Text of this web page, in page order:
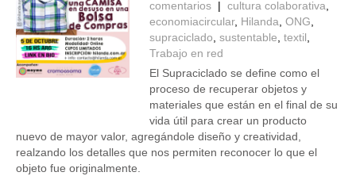
comentarios | cultura colaborativa
economiacircular, Hilanda ONG
supraciclado sustentable textil
Trabajo en red
El Supraciclado se define como el
proceso de recuperar objetos y
materiales que están en el final de su
vida útil para crear un producto
nuevo de mayor valor, agregándole diseño y creatividad,
realzando los detalles que nos permiten reconocer lo que el
objeto fue originalmente.